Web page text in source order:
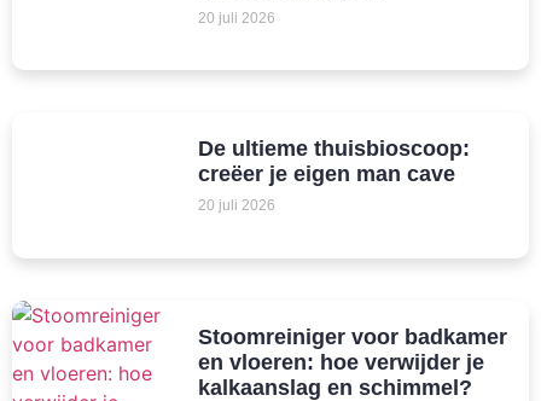
20 juli 2026
De ultieme thuisbioscoop:
creëer je eigen man cave
20 juli 2026
Stoomreiniger voor badkamer
en vloeren: hoe verwijder je
kalkaanslag en schimmel?